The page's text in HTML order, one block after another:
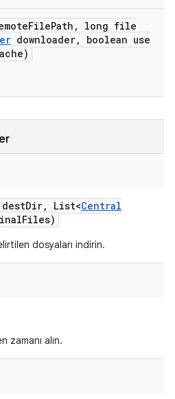
FilePath ,
long file
downloader,
boolean use
Dir, List<Central
Files)
dosyaları indirin.
zamanı alın.